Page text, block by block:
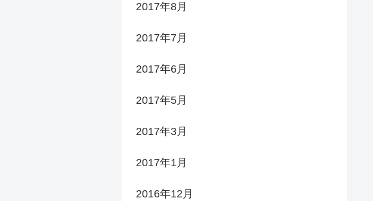
2017年8月
2017年7月
2017年6月
2017年5月
2017年3月
2017年1月
2016年12月